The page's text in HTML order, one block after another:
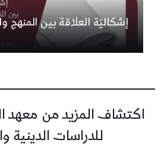
إشكاليّة العلاقة بين المنهج
اكتشاف المزيد من معهد
للدراسات الدينية